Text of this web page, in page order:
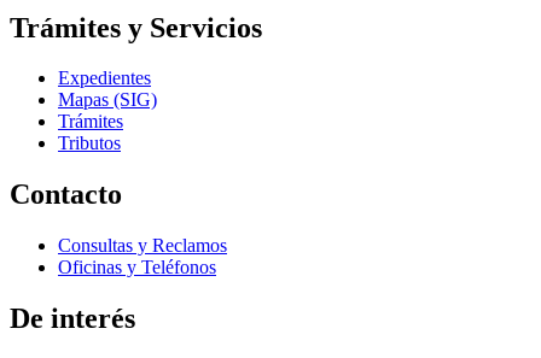
Trámites y Servicios
Expedientes
Mapas (SIG)
Trámites
Tributos
Contacto
Consultas y Reclamos
Oficinas y Teléfonos
De interés